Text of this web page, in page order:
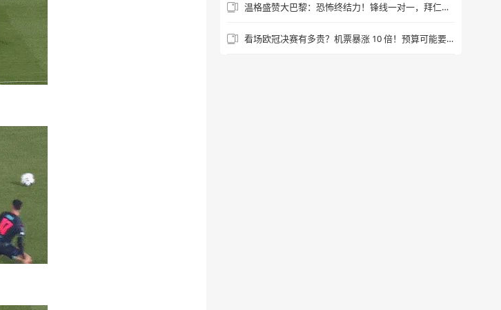
温格盛赞大巴黎：恐怖终结力！锋线一对一，拜仁根本防不住
看场欧冠决赛有多贵？机票暴涨 10 倍！预算可能要 2000 镑起步